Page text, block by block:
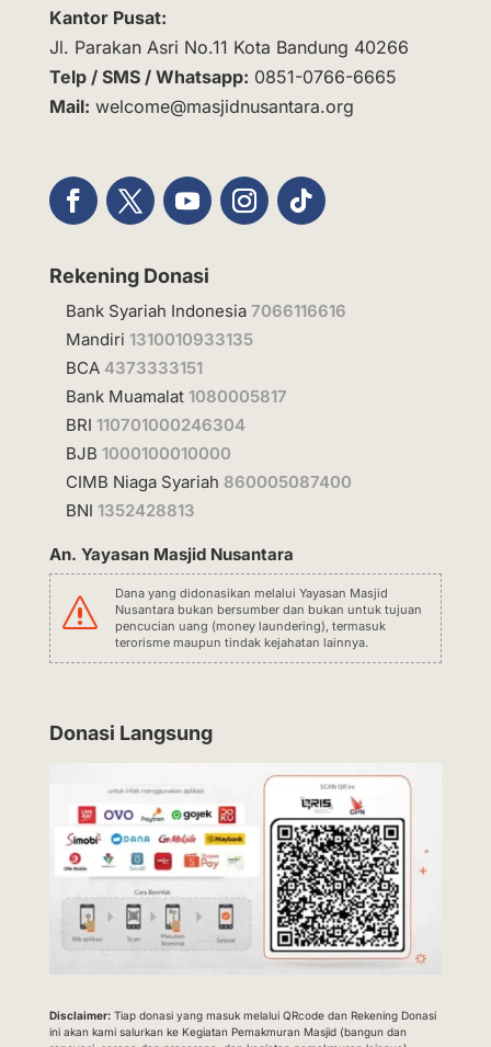
Kantor Pusat:
Jl. Parakan Asri No.11 Kota Bandung 40266
Telp / SMS / Whatsapp: 0851-0766-6665
Mail: welcome@masjidnusantara.org
Rekening Donasi
Bank Syariah Indonesia 7066116616
Mandiri 1310010933135
BCA 4373333151
Bank Muamalat 1080005817
BRI 110701000246304
BJB 1000100010000
CIMB Niaga Syariah 860005087400
BNI 1352428813
An. Yayasan Masjid Nusantara
s
Dana yang didonasikan melalui Yayasan Masjid
Nusantara bukan bersumber dan bukan untuk tujuan
pencucian uang (money laundering), termasuk
terorisme maupun tindak kejahatan lainnya.
Donasi Langsung
Disclaimer:Tiap donasi yang masuk melalui QRcode dan Rekening Donasi
ini akan kami salurkan ke Kegiatan Pemakmuran Masjid (bangun dan